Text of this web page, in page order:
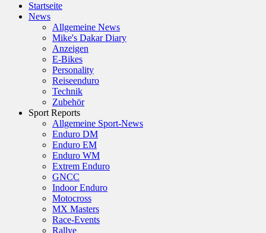
Startseite
News
Allgemeine News
Mike's Dakar Diary
Anzeigen
E-Bikes
Personality
Reiseenduro
Technik
Zubehör
Sport Reports
Allgemeine Sport-News
Enduro DM
Enduro EM
Enduro WM
Extrem Enduro
GNCC
Indoor Enduro
Motocross
MX Masters
Race-Events
Rallye